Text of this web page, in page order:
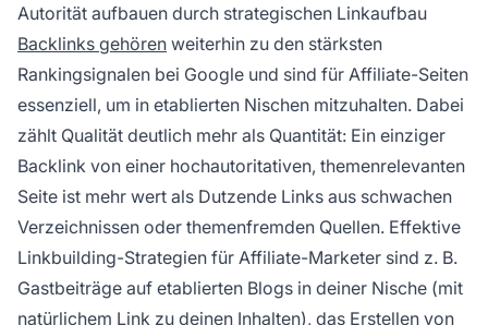
Autorität aufbauen durch strategischen Linkaufbau
Backlinks gehören weiterhin zu den stärksten
Rankingsignalen bei Google und sind für Affiliate-Seiten
essenziell, um in etablierten Nischen mitzuhalten. Dabei
zählt Qualität deutlich mehr als Quantität: Ein einziger
Backlink von einer hochautoritativen, themenrelevanten
Seite ist mehr wert als Dutzende Links aus schwachen
Verzeichnissen oder themenfremden Quellen. Effektive
Linkbuilding-Strategien für Affiliate-Marketer sind z. B.
Gastbeiträge auf etablierten Blogs in deiner Nische (mit
natürlichem Link zu deinen Inhalten), das Erstellen von